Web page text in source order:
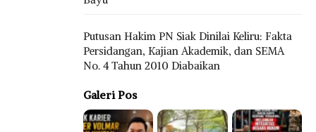
Putusan Hakim PN Siak Dinilai Keliru: Fakta
Persidangan, Kajian Akademik, dan SEMA
No. 4 Tahun 2010 Diabaikan
Galeri Pos